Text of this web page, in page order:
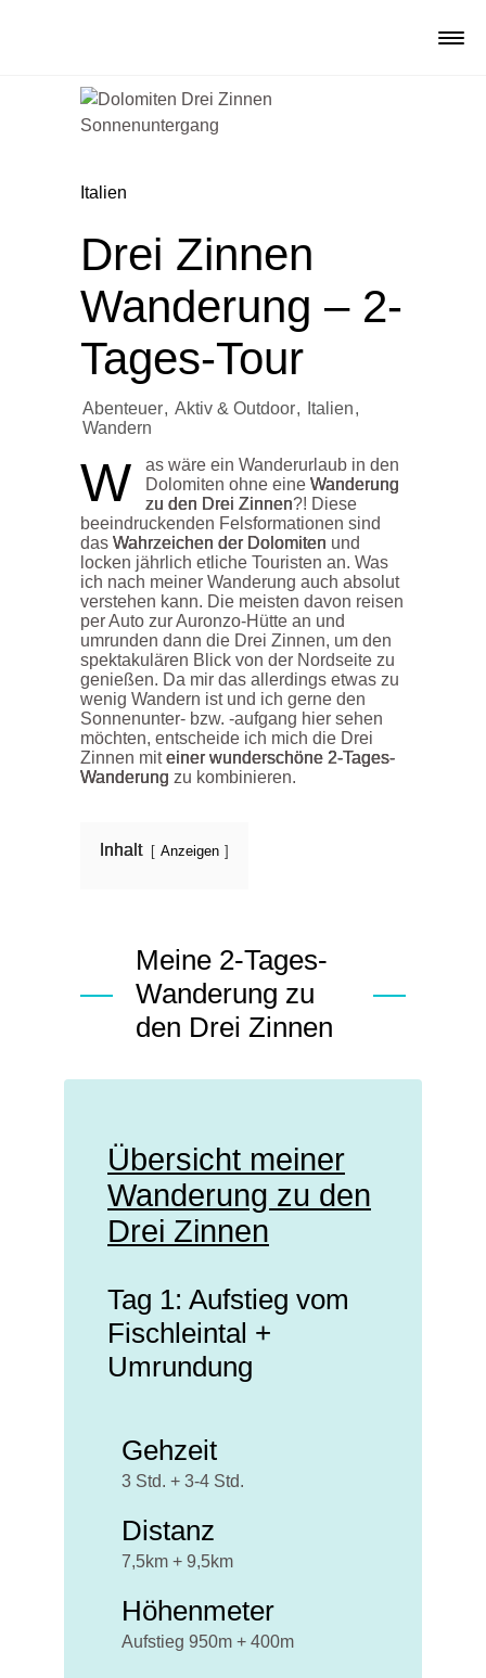
Italien
Drei Zinnen
Wanderung – 2-
Tages-Tour
Abenteuer, Aktiv & Outdoor, Italien,
Wandern
W
as wäre ein Wanderurlaub in den
Dolomiten ohne eine Wanderung
zu den Drei Zinnen?! Diese
beeindruckenden Felsformationen sind
das Wahrzeichen der Dolomiten und
locken jährlich etliche Touristen an. Was
ich nach meiner Wanderung auch absolut
verstehen kann. Die meisten davon reisen
per Auto zur Auronzo-Hütte an und
umrunden dann die Drei Zinnen, um den
spektakulären Blick von der Nordseite zu
genießen. Da mir das allerdings etwas zu
wenig Wandern ist und ich gerne den
Sonnenunter- bzw. -aufgang hier sehen
möchten, entscheide ich mich die Drei
Zinnen miteiner wunderschöne 2-Tages-
Wanderung zu kombinieren.
Inhalt Anzeigen
Meine 2-Tages-
Wanderung zu
den Drei Zinnen
Übersicht meiner
Wanderung zu den
Drei Zinnen
Tag 1: Aufstieg vom
Fischleintal +
Umrundung
Gehzeit
3 Std. + 3-4 Std.
Distanz
7,5km + 9,5km
Höhenmeter
Aufstieg 950m + 400m